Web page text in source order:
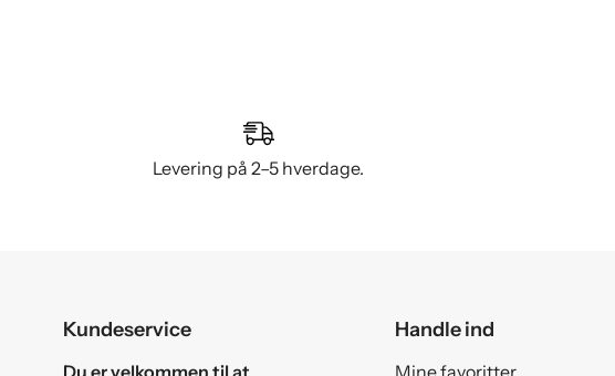
Levering på 2–5 hverdage.
Kundeservice
Du er velkommen til at
Handle ind
Mine favoritter